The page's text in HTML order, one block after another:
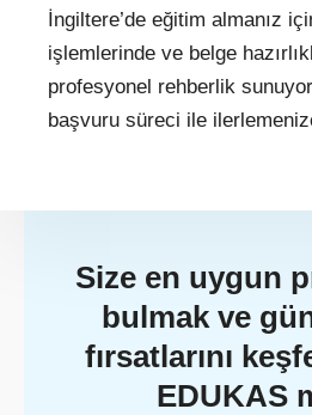
İngiltere’de eğitim almanız
işlemlerinde ve belge
profesyonel rehberlik
başvuru süreci ile
Size en uygun
bulmak ve
fırsatlarını
EDUKAS